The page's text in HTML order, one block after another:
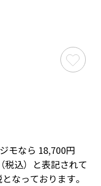
モなら 18,700円
込）と表記されて
なっております。